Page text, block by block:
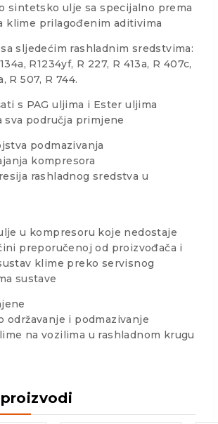
sintetsko ulje sa specijalno prema
klime prilagođenim aditivima
sljedećim rashladnim sredstvima:
R1234yf, R 227, R 413a, R 407c,
R 507, R 744.
s PAG uljima i Ester uljima
sva područja primjene
podmazivanja
kompresora
rashladnog sredstva u
u kompresoru koje nedostaje
preporučenoj od proizvođača i
klime preko servisnog
sustave
održavanje i podmazivanje
na vozilima u rashladnom krugu